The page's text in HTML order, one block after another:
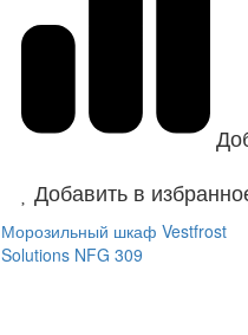
Добавить в
Морозильный шкаф Vestfrost
Solutions NFG 309